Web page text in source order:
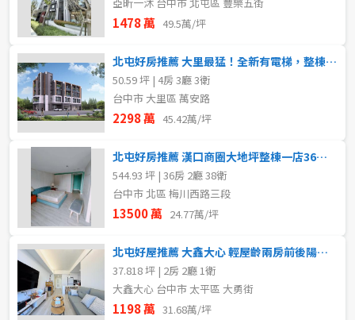
1478 萬 49.5萬/坪
北屯好房推薦 大里最猛！全新有電梯，整棟四樓車庫豪墅
50.59 坪 | 4房 3廳 3衛
台中市 大里區 萬安路
2298 萬 45.42萬/坪
北屯好房推薦 漢口商圈大地坪整棟一店36套單一承租方
544.93 坪 | 36房 2廳 38衛
台中市 北區 梅川西路三段
13500 萬 24.77萬/坪
北屯好屋推薦 大鑫大心 輕屋齡兩房前後陽台配平車
37.818 坪 | 2房 2廳 1衛
大鑫大心 台中市 太平區 大勇街
1198 萬 31.68萬/坪